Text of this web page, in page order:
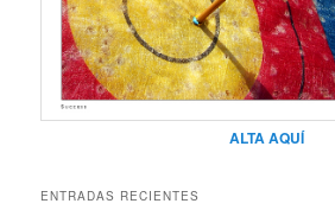
ALTA AQUÍ
ENTRADAS RECIENTES